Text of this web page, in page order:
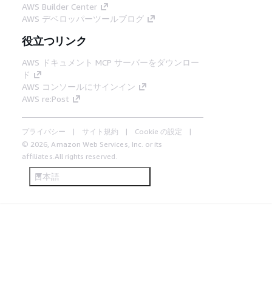
AWS Builder Center
AWS デベロッパーツールブログ
役立つリンク
AWS ドキュメント MCP サーバーをダウンロー
ド
AWS コンソールにサインイン
AWS re:Post
プライバシー サイト規約
Cookie の設定
© 2026, Amazon Web Services, Inc. or its
affiliates.All rights reserved.
日本語